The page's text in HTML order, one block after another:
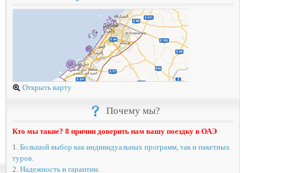
Открыть карту
Почему мы?
Кто мы такие? 8 причин доверить нам вашу поездку в ОАЭ
1. Большой выбор как индивидуальных программ, так и пакетных
туров.
2. Надежность и гарантии.